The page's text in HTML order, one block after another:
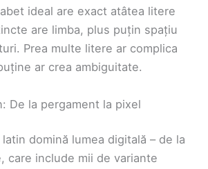
ideal are exact atâtea litere
are limba, plus puțin spațiu
Prea multe litere ar complica
ar crea ambiguitate.
De la pergament la pixel
domină lumea digitală – de la
care include mii de variante